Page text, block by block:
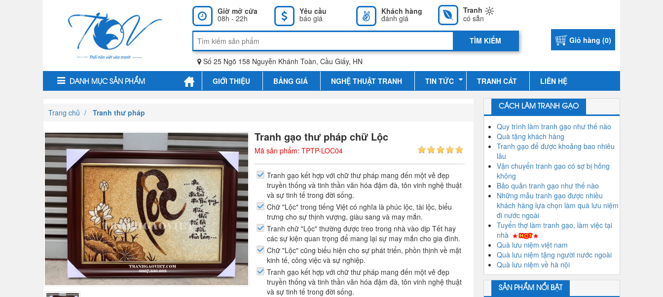
Giờ mở cửa
08h - 22h
Yêu cầu
báo giá
Khách hàng
đánh giá
Tranh
có sẵn
Số 25 Ngõ 158 Nguyễn Khánh Toàn, Cầu Giấy, HN
Giỏ hàng (0)
DANH MỤC SẢN PHẨM GIỚI THIỆU BẢNG GIÁ NGHỆ THUẬT TRANH TIN TỨC TRANH CÁT LIÊN HỆ
Trang chủ Tranh thư pháp
Tranh gạo thư pháp chữ Lộc
Mã sản phẩm: TPTP-LOC04
Tranh gạo kết hợp với chữ thư pháp mang đến một vẻ đẹp
truyền thống và tinh thần văn hóa đậm đà, tôn vinh nghệ thuật
và sự tinh tế trong đời sống.
Chữ "Lộc" trong tiếng Việt có nghĩa là phúc lộc, tài lộc, biểu
trưng cho sự thịnh vượng, giàu sang và may mắn.
Tranh chữ "Lộc" thường được treo trong nhà vào dịp Tết hay
các sự kiện quan trọng để mang lại sự may mắn cho gia đình.
Chữ "Lộc" cũng biểu hiện cho sự phát triển, phồn thịnh về mặt
kinh tế, công việc và sự nghiệp.
Tranh gạo kết hợp với chữ thư pháp mang đến một vẻ đẹp
truyền thống và tinh thần văn hóa đậm đà, tôn vinh nghệ thuật
và sự tinh tế trong đời sống.
CÁCH LÀM TRANH GẠO
Quy trình làm tranh gạo như thế nào
Quà tặng khách hàng
Tranh gạo để được khoảng bao nhiêu
lâu
Vận chuyển tranh gạo có sợ bị hỏng
không
Bảo quản tranh gạo như thế nào
Những mẫu tranh gạo được nhiều
khách hàng lựa chọn làm quà lưu niệm
đi nước ngoài
Tuyển thợ làm tranh gạo, làm việc tại
nhà
Quà lưu niệm việt nam
Quà lưu niệm tặng người nước ngoài
Quà lưu niệm về hà nội
SẢN PHẨM NỔI BẬT